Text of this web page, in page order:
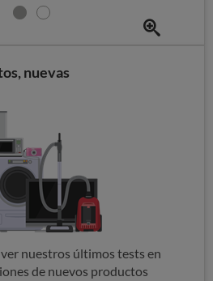
nuevas
nuestros últimos tests en
de nuevos productos